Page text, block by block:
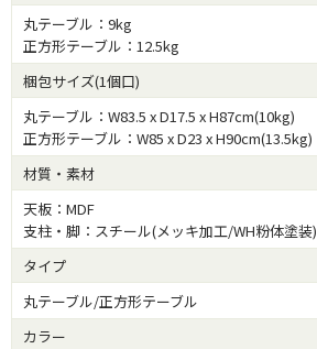
丸テーブル：9kg
正方形テーブル：12.5kg
梱包サイズ(1個口)
丸テーブル：W83.5 x D17.5 x H87cm(10kg)
正方形テーブル：W85 x D23 x H90cm(13.5kg)
材質・素材
天板：MDF
支柱・脚：スチール(メッキ加工/WH粉体塗装)
タイプ
丸テーブル/正方形テーブル
カラー